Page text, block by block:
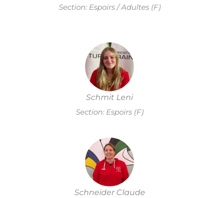
Section: Espoirs / Adultes (F)
Schmit Leni
Section: Espoirs (F)
Schneider Claude